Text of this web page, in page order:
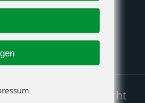
Übersicht